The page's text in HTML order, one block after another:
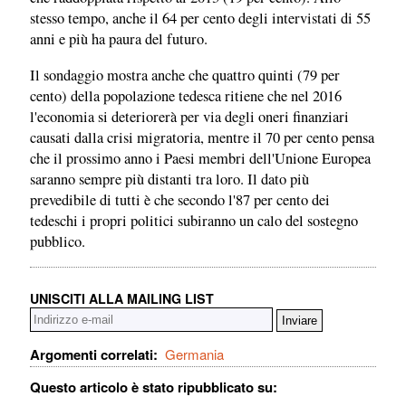
stesso tempo, anche il 64 per cento degli intervistati di 55
anni e più ha paura del futuro.
Il sondaggio mostra anche che quattro quinti (79 per
cento) della popolazione tedesca ritiene che nel 2016
l'economia si deteriorerà per via degli oneri finanziari
causati dalla crisi migratoria, mentre il 70 per cento pensa
che il prossimo anno i Paesi membri dell'Unione Europea
saranno sempre più distanti tra loro. Il dato più
prevedibile di tutti è che secondo l'87 per cento dei
tedeschi i propri politici subiranno un calo del sostegno
pubblico.
UNISCITI ALLA MAILING LIST
Argomenti correlati: Germania
Questo articolo è stato ripubblicato su: